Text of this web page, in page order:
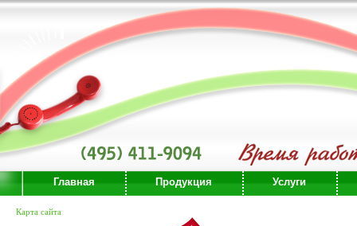
Главная Продукция Услуги
Карта сайта